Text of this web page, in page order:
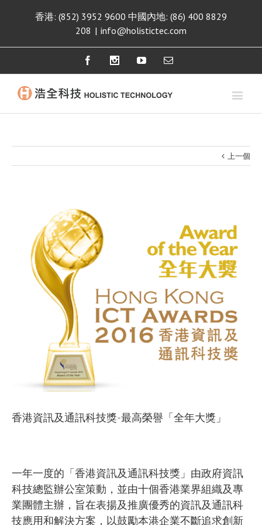
香港: (852) 3952 9600 中國內地: (86) 400 8829
208 | info@holistictec.com
FacebookInstagramYoutubeEmail
上一個
香港資訊及通訊科技獎-最高榮譽「全年大獎」
一年一度的「香港資訊及通訊科技獎」由政府資訊
科技總監辦公室策動，並由十個香港業界組織及專
業團體主辦，旨在表揚及推廣優秀的資訊及通訊科
技應用和解決方案，以鼓勵本港企業不斷追求創新